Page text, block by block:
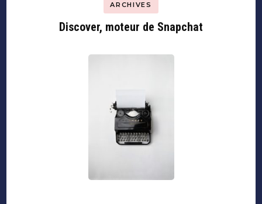
ARCHIVES
Discover, moteur de Snapchat